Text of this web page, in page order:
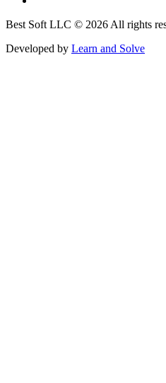
Best Soft LLC © 2026 All rights
Developed by Learn and Solve